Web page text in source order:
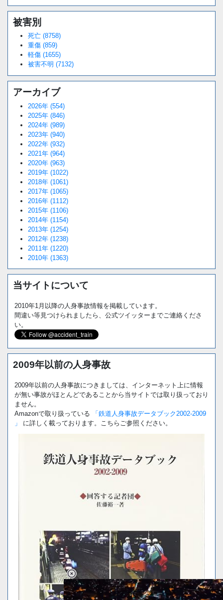
被害別
死亡 (8758)
重傷 (859)
軽傷 (1655)
被害不明 (7132)
アーカイブ
2026年 (554)
2025年 (846)
2024年 (989)
2023年 (940)
2022年 (932)
2021年 (964)
2020年 (963)
2019年 (1022)
2018年 (1061)
2017年 (1065)
2016年 (1112)
2015年 (1106)
2014年 (1154)
2013年 (1254)
2012年 (1238)
2011年 (1220)
2010年 (1363)
当サイトについて
2010年1月以降の人身事故情報を掲載しています。
間違い等見つけられましたら、公式ツイッターまでご連絡くださ
い。
2009年以前の人身事故
2009年以前の人身事故につきましては、インターネット上に情報
が無い事故がほとんどであることから当サイトでは取り扱っており
ません。
Amazonで取り扱っている
「鉄道人身事故データブック2002-2009
」
に詳しく載っております。こちらご参照ください。